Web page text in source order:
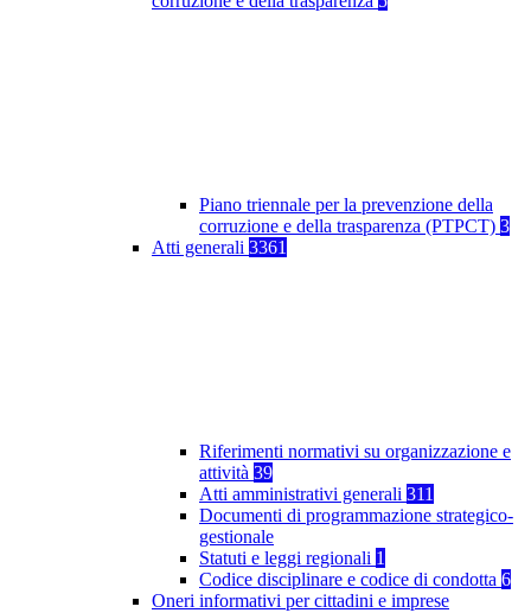
Piano triennale per la prevenzione della
corruzione e della trasparenza (PTPCT) 3
Atti generali 3361
Riferimenti normativi su organizzazione e
attività 39
Atti amministrativi generali 311
Documenti di programmazione strategico-
gestionale
Statuti e leggi regionali 1
Codice disciplinare e codice di condotta 6
Oneri informativi per cittadini e imprese